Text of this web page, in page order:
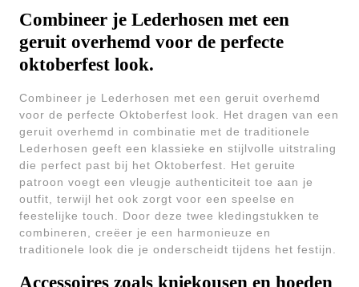
Combineer je Lederhosen met een
geruit overhemd voor de perfecte
oktoberfest look.
Combineer je Lederhosen met een geruit overhemd
voor de perfecte Oktoberfest look. Het dragen van een
geruit overhemd in combinatie met de traditionele
Lederhosen geeft een klassieke en stijlvolle uitstraling
die perfect past bij het Oktoberfest. Het geruite
patroon voegt een vleugje authenticiteit toe aan je
outfit, terwijl het ook zorgt voor een speelse en
feestelijke touch. Door deze twee kledingstukken te
combineren, creëer je een harmonieuze en
traditionele look die je onderscheidt tijdens het festijn.
Accessoires zoals kniekousen en hoeden